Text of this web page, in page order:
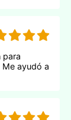
para
ayudó a